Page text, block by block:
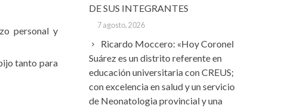
personal y
tanto para
DE SUS INTEGRANTES
7 agosto, 2026
Ricardo Moccero: «Hoy Coronel
Suárez es un distrito referente en
educación universitaria con CREUS;
con excelencia en salud y un servicio
de Neonatologia provincial y una